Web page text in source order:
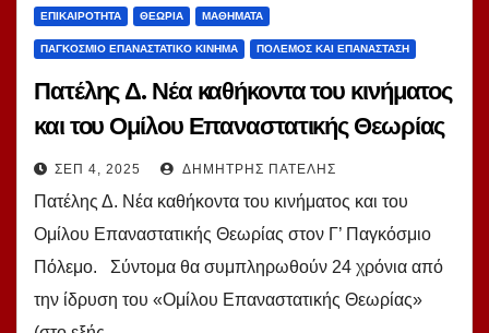
ΕΠΙΚΑΙΡΌΤΗΤΑ ΘΕΩΡΊΑ ΜΑΘΉΜΑΤΑ
ΠΑΓΚΌΣΜΙΟ ΕΠΑΝΑΣΤΑΤΙΚΌ ΚΊΝΗΜΑ ΠΌΛΕΜΟΣ ΚΑΙ ΕΠΑΝΆΣΤΑΣΗ
Πατέλης Δ. Νέα καθήκοντα του κινήματος
και του Ομίλου Επαναστατικής Θεωρίας
στον Γ’ Παγκόσμιο Πόλεμο.
ΣΕΠ 4, 2025 ΔΗΜΉΤΡΗΣ ΠΑΤΈΛΗΣ
Πατέλης Δ. Νέα καθήκοντα του κινήματος και του
Ομίλου Επαναστατικής Θεωρίας στον Γ’ Παγκόσμιο
Πόλεμο. Σύντομα θα συμπληρωθούν 24 χρόνια από
την ίδρυση του «Ομίλου Επαναστατικής Θεωρίας»